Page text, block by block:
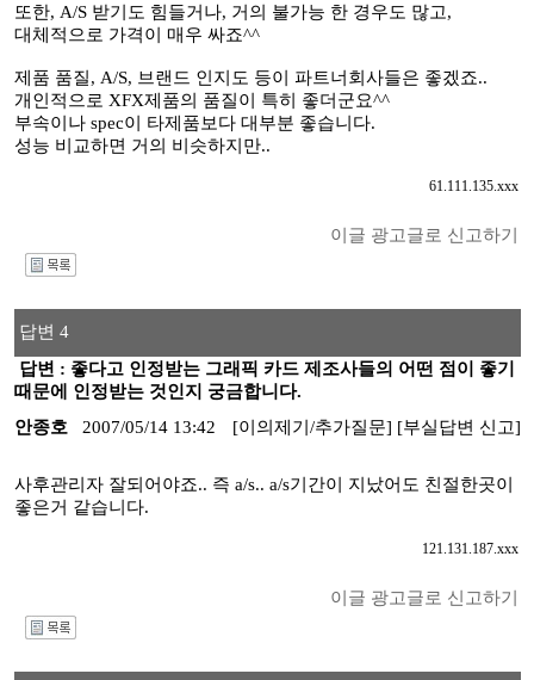
또한, A/S 받기도 힘들거나, 거의 불가능 한 경우도 많고,
대체적으로 가격이 매우 싸죠^^
제품 품질, A/S, 브랜드 인지도 등이 파트너회사들은 좋겠죠..
개인적으로 XFX제품의 품질이 특히 좋더군요^^
부속이나 spec이 타제품보다 대부분 좋습니다.
성능 비교하면 거의 비슷하지만..
61.111.135.xxx
이글 광고글로 신고하기
답변 4
답변 : 좋다고 인정받는 그래픽 카드 제조사들의 어떤 점이 좋기
때문에 인정받는 것인지 궁금합니다.
안종호
2007/05/14 13:42 [이의제기/추가질문] [부실답변 신고]
사후관리자 잘되어야죠.. 즉 a/s.. a/s기간이 지났어도 친절한곳이
좋은거 같습니다.
121.131.187.xxx
이글 광고글로 신고하기